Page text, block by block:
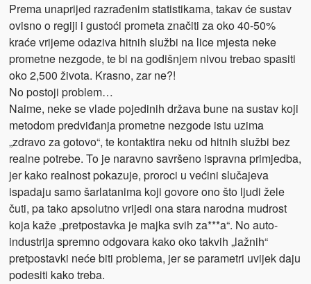
Prema unaprijed razrađenim statistikama, takav će sustav
ovisno o regiji i gustoći prometa značiti za oko 40-50%
kraće vrijeme odaziva hitnih službi na lice mjesta neke
prometne nezgode, te bi na godišnjem nivou trebao spasiti
oko 2,500 života. Krasno, zar ne?!
No postoji problem…
Naime, neke se vlade pojedinih država bune na sustav koji
metodom predviđanja prometne nezgode istu uzima
„zdravo za gotovo“, te kontaktira neku od hitnih službi bez
realne potrebe. To je naravno savršeno ispravna primjedba,
jer kako realnost pokazuje, proroci u većini slučajeva
ispadaju samo šarlatanima koji govore ono što ljudi žele
čuti, pa tako apsolutno vrijedi ona stara narodna mudrost
koja kaže „pretpostavka je majka svih za***a“. No auto-
industrija spremno odgovara kako oko takvih „lažnih“
pretpostavki neće biti problema, jer se parametri uvijek daju
podesiti kako treba.